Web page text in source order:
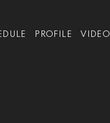
PROFILE VIDEO